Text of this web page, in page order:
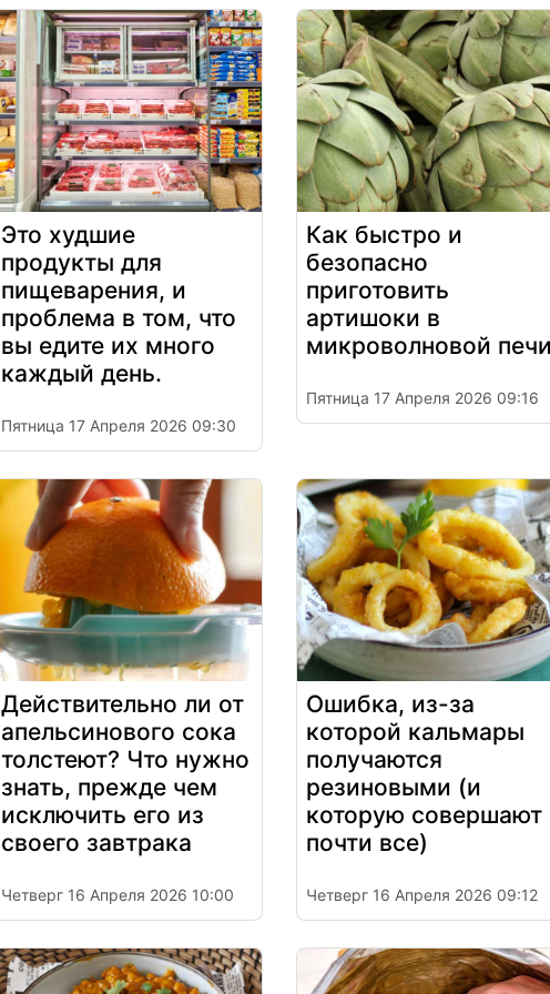
Это худшие
продукты для
пищеварения, и
проблема в том, что
вы едите их много
каждый день.
Пятница 17 Апреля 2026 09:30
Как быстро и
безопасно
приготовить
артишоки в
микроволновой
Пятница 17 Апреля 2026 09:16
Действительно ли от
апельсинового сока
толстеют? Что нужно
знать, прежде чем
исключить его из
своего завтрака
Четверг 16 Апреля 2026 10:00
Ошибка, из-за
которой кальмары
получаются
резиновыми (и
которую совершают
почти все)
Четверг 16 Апреля 2026 09:12